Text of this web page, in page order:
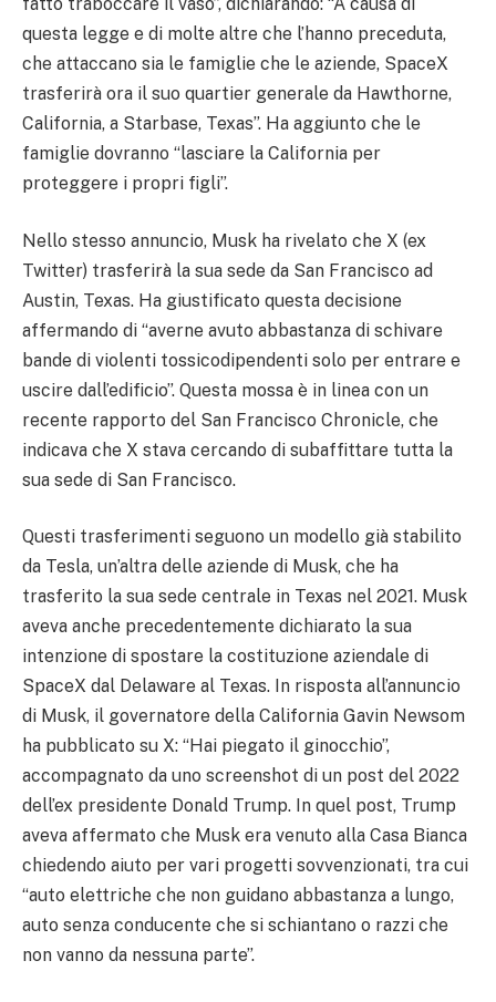
fatto traboccare il vaso”, dichiarando: “A causa di
questa legge e di molte altre che l’hanno preceduta,
che attaccano sia le famiglie che le aziende, SpaceX
trasferirà ora il suo quartier generale da Hawthorne,
California, a Starbase, Texas”. Ha aggiunto che le
famiglie dovranno “lasciare la California per
proteggere i propri figli”.
Nello stesso annuncio, Musk ha rivelato che X (ex
Twitter) trasferirà la sua sede da San Francisco ad
Austin, Texas. Ha giustificato questa decisione
affermando di “averne avuto abbastanza di schivare
bande di violenti tossicodipendenti solo per entrare e
uscire dall’edificio”. Questa mossa è in linea con un
recente rapporto del San Francisco Chronicle, che
indicava che X stava cercando di subaffittare tutta la
sua sede di San Francisco.
Questi trasferimenti seguono un modello già stabilito
da Tesla, un’altra delle aziende di Musk, che ha
trasferito la sua sede centrale in Texas nel 2021. Musk
aveva anche precedentemente dichiarato la sua
intenzione di spostare la costituzione aziendale di
SpaceX dal Delaware al Texas. In risposta all’annuncio
di Musk, il governatore della California Gavin Newsom
ha pubblicato su X: “Hai piegato il ginocchio”,
accompagnato da uno screenshot di un post del 2022
dell’ex presidente Donald Trump. In quel post, Trump
aveva affermato che Musk era venuto alla Casa Bianca
chiedendo aiuto per vari progetti sovvenzionati, tra cui
“auto elettriche che non guidano abbastanza a lungo,
auto senza conducente che si schiantano o razzi che
non vanno da nessuna parte”.